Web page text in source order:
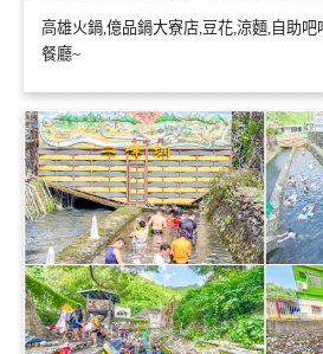
高雄火鍋,億品鍋大寮店,豆花,涼麵,自助
餐廳~